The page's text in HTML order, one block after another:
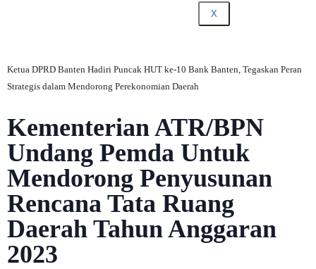
X
Ketua DPRD Banten Hadiri Puncak HUT ke-10 Bank Banten, Tegaskan Peran
Strategis dalam Mendorong Perekonomian Daerah
Kementerian ATR/BPN
Undang Pemda Untuk
Mendorong Penyusunan
Rencana Tata Ruang
Daerah Tahun Anggaran
2023